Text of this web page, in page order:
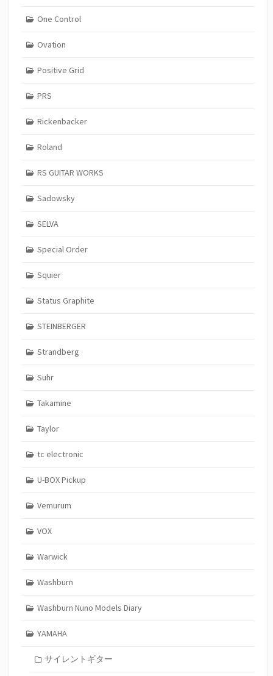
One Control
Ovation
Positive Grid
PRS
Rickenbacker
Roland
RS GUITAR WORKS
Sadowsky
SELVA
Special Order
Squier
Status Graphite
STEINBERGER
Strandberg
Suhr
Takamine
Taylor
tc electronic
U-BOX Pickup
Vemurum
VOX
Warwick
Washburn
Washburn Nuno Models Diary
YAMAHA
サイレントギター